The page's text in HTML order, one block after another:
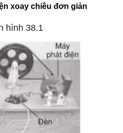
xoay chiều đơn giản
hình 38.1